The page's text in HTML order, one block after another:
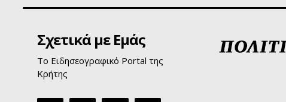
Σχετικά με Εμάς
Το Ειδησεογραφικό Portal της
Κρήτης